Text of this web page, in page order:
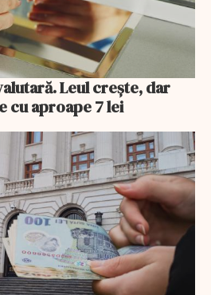
Leul crește, dar
cu aproape 7 lei